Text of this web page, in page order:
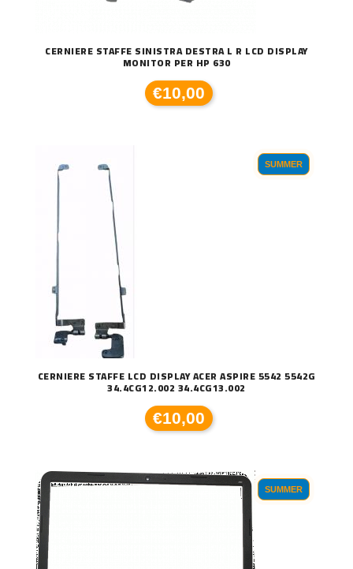
CERNIERE STAFFE SINISTRA DESTRA L R LCD DISPLAY
MONITOR PER HP 630
€10,00
SUMMER
CERNIERE STAFFE LCD DISPLAY ACER ASPIRE 5542 5542G
34.4CG12.002 34.4CG13.002
€10,00
SUMMER